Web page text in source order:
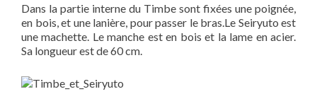
Dans la partie interne du Timbe sont fixées une poignée,
en bois, et une lanière, pour passer le bras.Le Seiryuto est
une machette. Le manche est en bois et la lame en acier.
Sa longueur est de 60 cm.